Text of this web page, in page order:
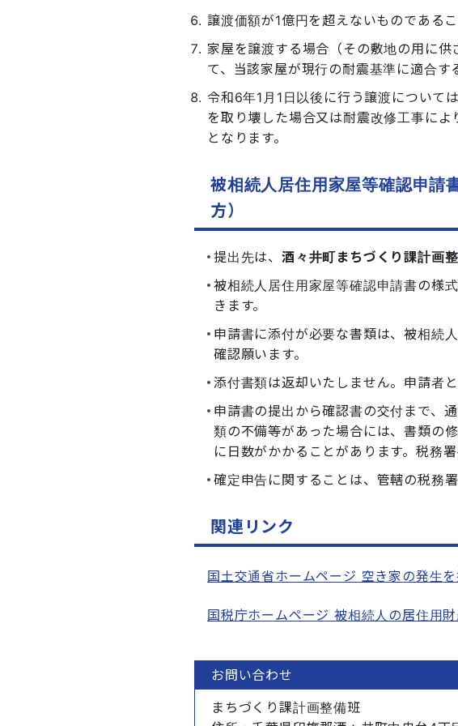
譲渡価額が1億円を超えないものであるこ
家屋を譲渡する場合（その敷地の用に
て、当該家屋が現行の耐震基準に適合す
令和6年1月1日以後に行う譲渡について
を取り壊した場合又は耐震改修工事に
となります。
被相続人居住用家屋等確認申請
方）
提出先は、 酒々井町まちづくり課計画
被相続人居住用家屋等確認申請書の様
きます。
申請書に添付が必要な書類は、被相続
確認願います。
添付書類は返却いたしません。申請者
申請書の提出から確認書の交付まで、
類の不備等があった場合には、書類の
に日数がかかることがあります。税務
確定申告に関することは、管轄の税務
関連リンク
国土交通省ホームページ 空き家の発生
国税庁ホームページ 被相続人の居住用
お問い合わせ
まちづくり課計画整備班